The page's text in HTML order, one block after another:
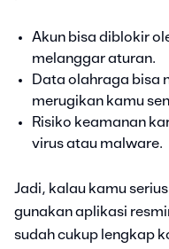
Akun bisa diblokir
melanggar aturan.
Data olahraga bisa
merugikan kamu
Risiko keamanan
virus atau malware.
Jadi, kalau kamu
gunakan aplikasi
sudah cukup lengkap